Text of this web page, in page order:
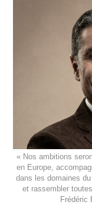
« Nos ambitions
en Europe,
dans les domaines
et rassembler
Frédéric